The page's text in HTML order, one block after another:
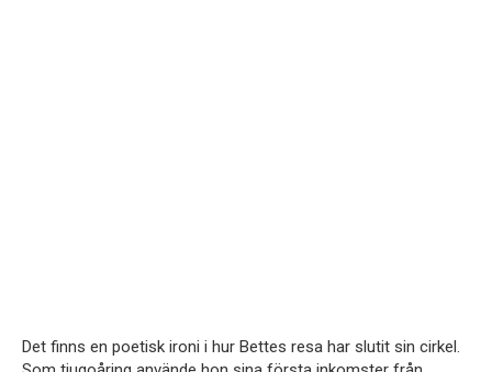
Det finns en poetisk ironi i hur Bettes resa har slutit sin cirkel.